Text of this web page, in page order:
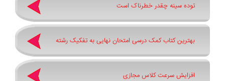
توده سینه چقدر خطرناک است
بهترین کتاب کمک درسی امتحان نهایی به تفکیک رشته
افزایش سرعت کلاس مجازی